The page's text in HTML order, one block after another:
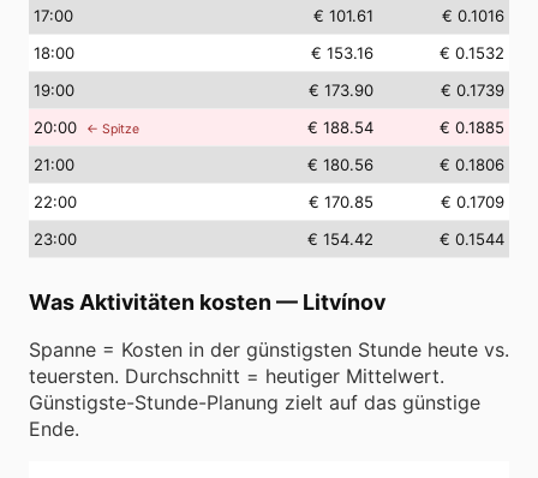
17:00 € 101.61
€ 0.1016
18:00 € 153.16
€ 0.1532
19:00 € 173.90
€ 0.1739
20:00 ← Spitze € 188.54
€ 0.1885
21:00 € 180.56
€ 0.1806
22:00 € 170.85
€ 0.1709
23:00 € 154.42 € 0.1544
Was Aktivitäten kosten — Litvínov
Spanne = Kosten in der günstigsten Stunde heute vs.
teuersten. Durchschnitt = heutiger Mittelwert.
Günstigste-Stunde-Planung zielt auf das günstige
Ende.